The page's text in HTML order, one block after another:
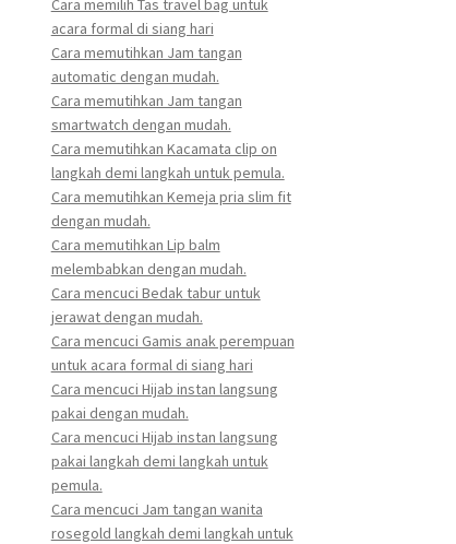
acara formal di siang hari
Cara memutihkan Jam tangan
automatic dengan mudah.
Cara memutihkan Jam tangan
smartwatch dengan mudah.
Cara memutihkan Kacamata clip on
langkah demi langkah untuk pemula.
Cara memutihkan Kemeja pria slim fit
dengan mudah.
Cara memutihkan Lip balm
melembabkan dengan mudah.
Cara mencuci Bedak tabur untuk
jerawat dengan mudah.
Cara mencuci Gamis anak perempuan
untuk acara formal di siang hari
Cara mencuci Hijab instan langsung
pakai dengan mudah.
Cara mencuci Hijab instan langsung
pakai langkah demi langkah untuk
pemula.
Cara mencuci Jam tangan wanita
rosegold langkah demi langkah untuk